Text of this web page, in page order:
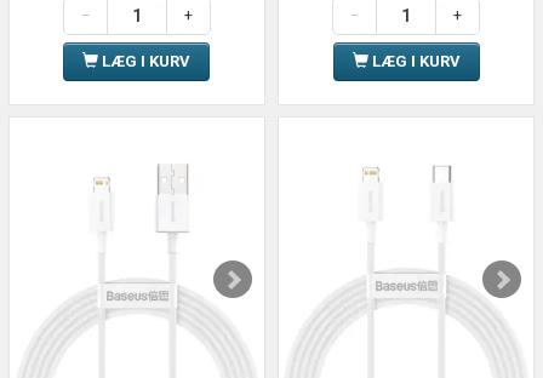
LÆG I KURV LÆG I KURV